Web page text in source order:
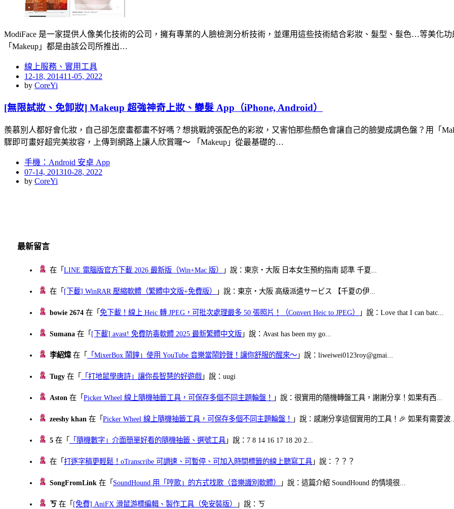
ModiFace 是一家提供人像美化技術的公司，擁有專業的人臉檢測分析技術，並運用這些技術結合彩妝、髮型、髮色…等美化
「Makeup」都是由該公司所推出…
線上服務、實用工具
Posted
on
12-18, 201411-05, 2022
by CoreYi
[無限試妝、免卸妝] Makeup 超強神奇上妝、變髮 App（iPhone, Android）
羨慕別人都好會化妝，自己卻怎麼畫都畫不好嗎？想挑戰誇張配色的彩妝，又害怕那些顏色會讓自己的臉變成調色盤？用「
驟即可畫好超完美妝容，上傳到網路上讓人欣賞囉～ 「Makeup」從最基礎的…
手機：Android 安卓 App
Posted
on
07-14, 201310-28, 2022
by CoreYi
最新留言
在「LINE 電腦版官方下載 2026 最新版（Win+Mac 版） 」說：東京・大阪 日本女生預約指南 認準 千夏...
在「 [下載] WinRAR 壓縮軟體（繁體中文版+免費版） 」說：東京・大阪 高級派遣サービス 【千夏の伊...
bowie 2674 在「免下載！線上 Heic 轉 JPEG，可批次處理最多 50 張照片！（Convert Heic to JPEG） 」說：Love that I can batc...
Sumana 在「 [下載] avast! 免費防毒軟體 2025 最新繁體中文版 」說：Avast has been my go...
李紹煒在「 「MixerBox 鬧鐘」使用 YouTube 音樂當鬧鈴聲！讓你舒服的醒來～ 」說：liweiwei0123roy@gmai...
Tugy 在「 「打地鼠學唐詩」讓你長智慧的好遊戲 」說：uugi
Aston 在「Picker Wheel 線上隨機抽籤工具，可保存多個不同主題輪盤！ 」說：很實用的隨機轉盤工具，謝謝分享！如果有西...
zeeshy khan 在「Picker Wheel 線上隨機抽籤工具，可保存多個不同主題輪盤！ 」說：感謝分享這個實用的工具！🎉 如果有需要波
5 在「 「隨機數字」介面簡單好看的隨機抽籤、選號工具 」說：7 8 14 16 17 18 20 2...
在「打逐字稿更輕鬆！oTranscribe 可調速、可暫停、可加入時間標籤的線上聽寫工具 」說：？？？
SongFromLink 在「 SoundHound 用「哼歌」的方式找歌（音樂識別軟體） 」說：這篇介紹 SoundHound 的情境很...
ㄎ 在「 [免費] AniFX 滑鼠游標編輯、製作工具（免安裝版） 」說：ㄎ